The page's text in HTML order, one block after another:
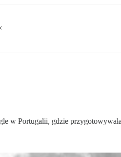
w Portugalii, gdzie